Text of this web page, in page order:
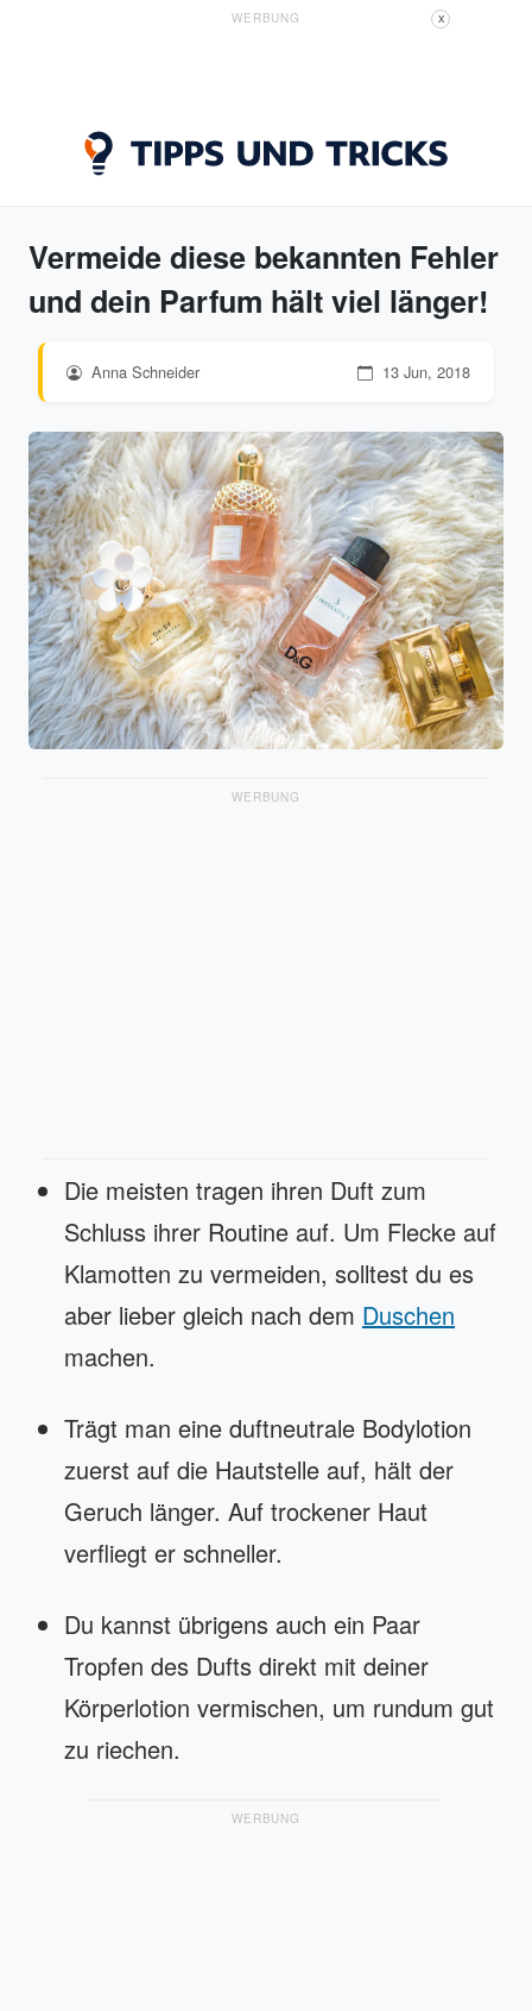
WERBUNG X
Vermeide diese bekannten Fehler
und dein Parfum hält viel länger!
Anna Schneider 13 Jun, 2018
WERBUNG
Die meisten tragen ihren Duft zum
Schluss ihrer Routine auf. Um Flecke auf
Klamotten zu vermeiden, solltest du es
aber lieber gleich nach dem Duschen
machen.
Trägt man eine duftneutrale Bodylotion
zuerst auf die Hautstelle auf, hält der
Geruch länger. Auf trockener Haut
verfliegt er schneller.
Du kannst übrigens auch ein Paar
Tropfen des Dufts direkt mit deiner
Körperlotion vermischen, um rundum gut
zu riechen.
WERBUNG